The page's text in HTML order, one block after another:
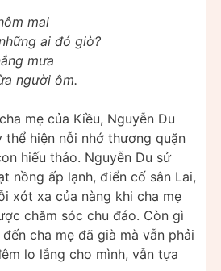
mai
ai đó giờ?
mưa
người ôm.
mẹ của Kiều, Nguyễn Du
hiện nỗi nhớ thương quặn
hiếu thảo. Nguyễn Du sử
nồng ấp lạnh, điển cố sân Lai,
xót xa của nàng khi cha mẹ
chăm sóc chu đáo. Còn gì
cha mẹ đã già mà vẫn phải
lo lắng cho mình, vẫn tựa